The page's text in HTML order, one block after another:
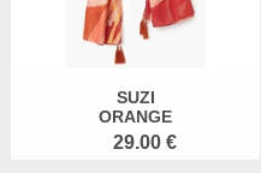
SUZI
ORANGE
29.00 €